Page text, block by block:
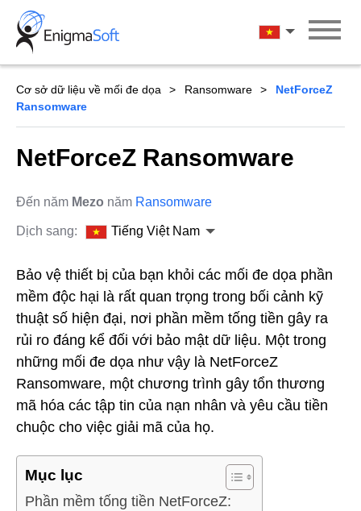
Skip
content
Tiếng Việt
Cơ sở dữ liệu về mối đe dọa Ransomware
NetForceZ
Ransomware
NetForceZ Ransomware
Đến năm Mezo năm Ransomware
Dịch sang: Tiếng Việt Nam
Bảo vệ thiết bị của bạn khỏi các mối đe dọa phần
mềm độc hại là rất quan trọng trong bối cảnh kỹ
thuật số hiện đại, nơi phần mềm tống tiền gây ra
rủi ro đáng kể đối với bảo mật dữ liệu. Một trong
những mối đe dọa như vậy là NetForceZ
Ransomware, một chương trình gây tổn thương
mã hóa các tập tin của nạn nhân và yêu cầu tiền
chuộc cho việc giải mã của họ.
Mục lục
Phần mềm tống tiền NetForceZ: